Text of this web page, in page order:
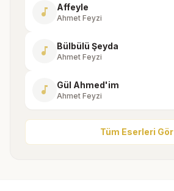
music_note Affeyle
Ahmet Feyzi
music_note Bülbülü Şeyda
Ahmet Feyzi
music_note Gül Ahmed'im
Ahmet Feyzi
Tüm Eserleri Gör